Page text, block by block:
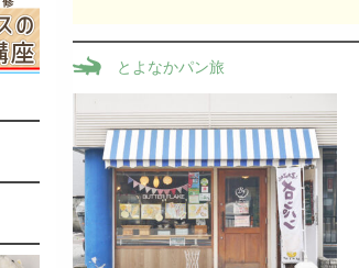
とよなかパン旅